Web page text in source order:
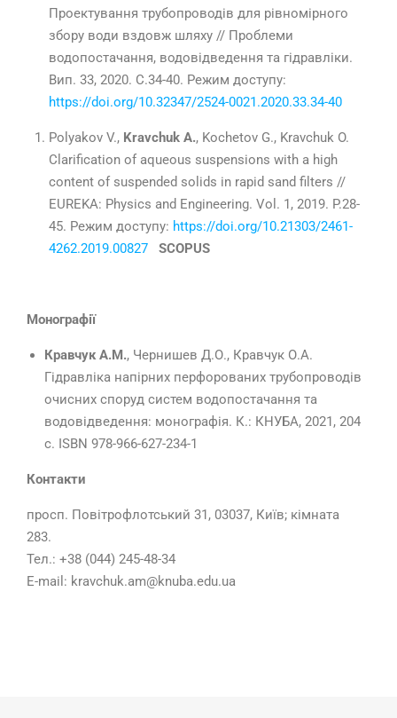
Проектування трубопроводів для рівномірного
збору води вздовж шляху // Проблеми
водопостачання, водовідведення та гідравліки.
Вип. 33, 2020. С.34-40. Режим доступу:
https://doi.org/10.32347/2524-0021.2020.33.34-40
Polyakov V., Kravchuk A., Kochetov G., Kravchuk O.
Clarification of aqueous suspensions with a high
content of suspended solids in rapid sand filters //
EUREKA: Physics and Engineering. Vol. 1, 2019. P.28-
45. Режим доступу: https://doi.org/10.21303/2461-
4262.2019.00827
SCOPUS
Монографії
Кравчук А.М., Чернишев Д.О., Кравчук О.А.
Гідравліка напірних перфорованих трубопроводів
очисних споруд систем водопостачання та
водовідведення: монографія. К.: КНУБА, 2021, 204
с. ISBN 978-966-627-234-1
Контакти
просп. Повітрофлотський 31, 03037, Київ; кімната
283.
Тел.: +38 (044) 245-48-34
E-mail: kravchuk.am@knuba.edu.ua